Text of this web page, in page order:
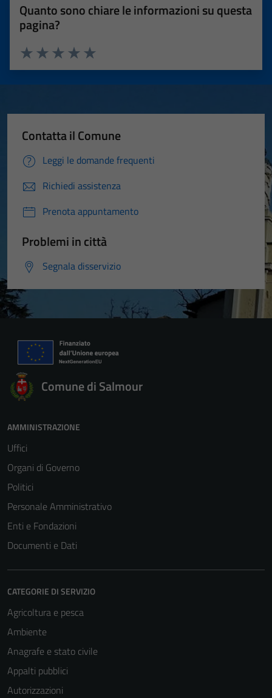
Quanto sono chiare le informazioni su questa
pagina?
Valuta 5 stelle su 5
Valuta 4 stelle su 5
Valuta 3 stelle su 5
Valuta 2 stelle su 5
Valuta 1 stelle su 5
Contatta il Comune
Leggi le domande frequenti
Richiedi assistenza
Prenota appuntamento
Problemi in città
Segnala disservizio
Comune di Salmour
AMMINISTRAZIONE
Uffici
Organi di Governo
Politici
Personale Amministrativo
Enti e Fondazioni
Documenti e Dati
CATEGORIE DI SERVIZIO
Agricoltura e pesca
Ambiente
Anagrafe e stato civile
Appalti pubblici
Autorizzazioni